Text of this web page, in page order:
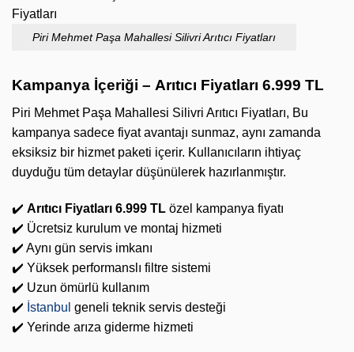
Piri Mehmet Paşa Mahallesi Silivri Arıtıcı Fiyatları
Kampanya İçeriği – Arıtıcı Fiyatları 6.999 TL
Piri Mehmet Paşa Mahallesi Silivri Arıtıcı Fiyatları, Bu
kampanya sadece fiyat avantajı sunmaz, aynı zamanda
eksiksiz bir hizmet paketi içerir. Kullanıcıların ihtiyaç
duyduğu tüm detaylar düşünülerek hazırlanmıştır.
✔️ Arıtıcı Fiyatları 6.999 TL özel kampanya fiyatı
✔️ Ücretsiz kurulum ve montaj hizmeti
✔️ Aynı gün servis imkanı
✔️ Yüksek performanslı filtre sistemi
✔️ Uzun ömürlü kullanım
✔️ İstanbul geneli teknik servis desteği
✔️ Yerinde arıza giderme hizmeti